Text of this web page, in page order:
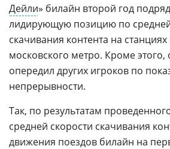
Дейли» билайн второй год
лидирующую позицию по
скачивания контента на
московского метро. Кроме этого,
опередил других игроков по
непрерывности.
Так, по результатам
средней скорости скачивания
движения поездов билайн на